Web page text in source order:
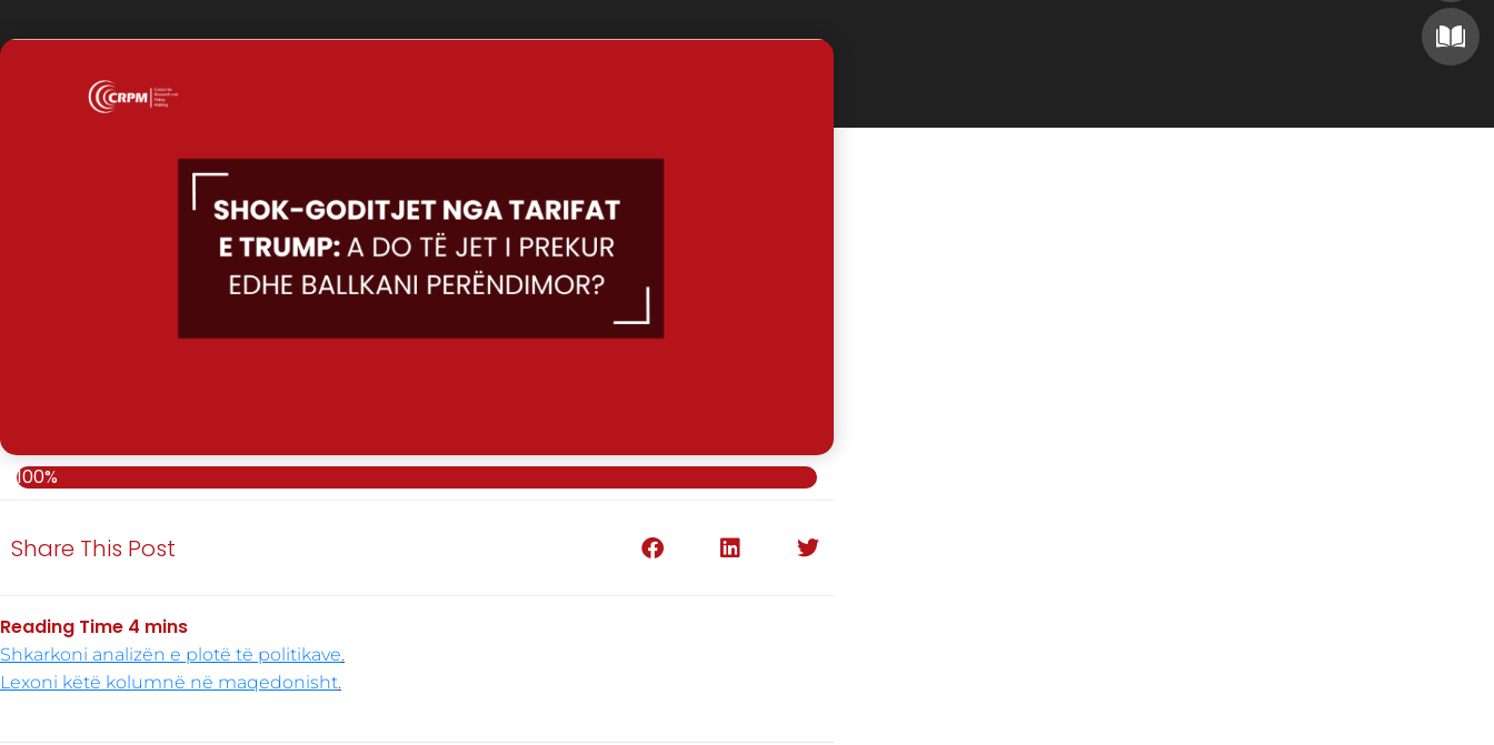
100%
Share This Post
Shkarkoni analizën e plotë të politikave.
Lexoni këtë kolumnë në maqedonisht.